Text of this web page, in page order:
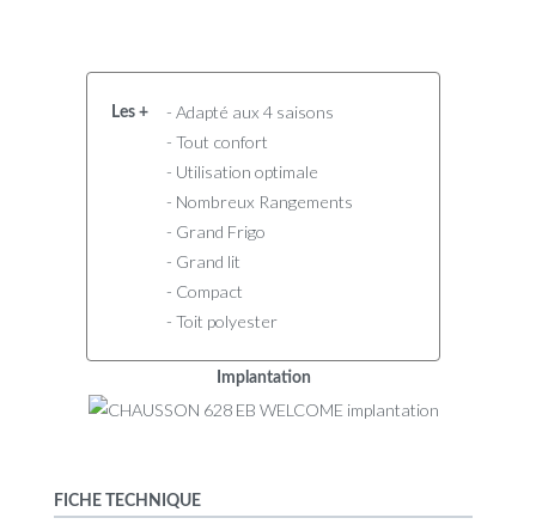
Les +
- Adapté aux 4 saisons
- Tout confort
- Utilisation optimale
- Nombreux Rangements
- Grand Frigo
- Grand lit
- Compact
- Toit polyester
Implantation
FICHE TECHNIQUE